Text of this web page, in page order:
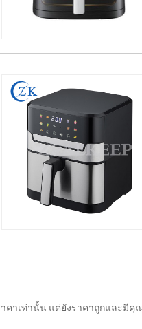
าเท่านั้น แต่ยังราคาถูกและมี